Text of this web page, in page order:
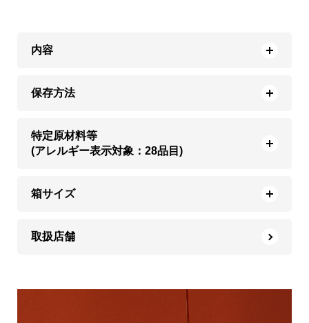
内容
保存方法
特定原材料等
(アレルギー表示対象：28品目)
箱サイズ
取扱店舗